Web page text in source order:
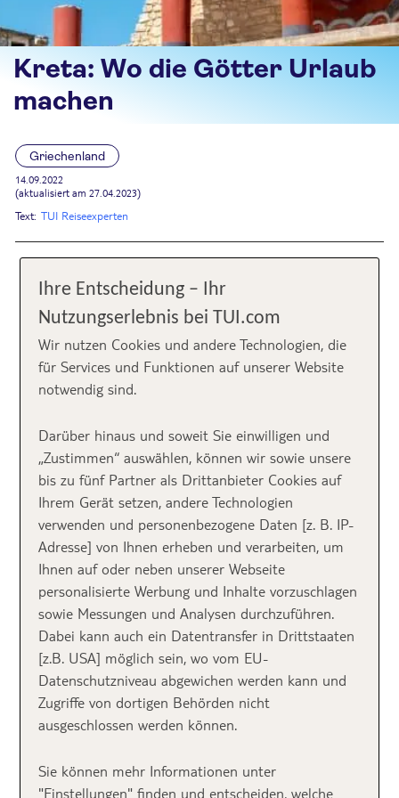
Kreta: Wo die Götter Urlaub
machen
Griechenland
14.09.2022
(aktualisiert am 27.04.2023)
Text: TUI Reiseexperten
besticht mit ihren malerischen Stränden,
hohen Gebirgen und tiefen Schluchten.
Aktiv sein ist easy, aber auch das
gemütliche Leben der Griechen in den
kleinen Dörfern am Meer zu erleben,
macht eine Reise nach Kreta
unvergesslich.
Wer anKretadenkt, hört das Meer rauschen, spürt
die kühle Brise auf der Haut, der feine Kiessand
raschelt leise unter den Sohlen und sieht am fernen
Horizont das ionische Meer glitzern. Kitschige
Vorstellung? Von wegen – so wird es jeder
beschreiben, der einmal dort war.
Unsere TUI Produktexperten waren gerade erst vor
Ort und haben die Anlagen genauestens unter die
Produktdirektor Mittel & Fernstrecke und Anika
Birkholz, TUI Produktmanager Trading sind
Ihre Entscheidung – Ihr
Nutzungserlebnis bei TUI.com
Wir nutzen Cookies und andere Technologien, die
für Services und Funktionen auf unserer Website
notwendig sind.
Darüber hinaus und soweit Sie einwilligen und
„Zustimmen“ auswählen, können wir sowie unsere
bis zu fünf Partner als Drittanbieter Cookies auf
Ihrem Gerät setzen, andere Technologien
verwenden und personenbezogene Daten [z. B. IP-
Adresse] von Ihnen erheben und verarbeiten, um
Ihnen auf oder neben unserer Webseite
personalisierte Werbung und Inhalte vorzuschlagen
sowie Messungen und Analysen durchzuführen.
Dabei kann auch ein Datentransfer in Drittstaaten
[z.B. USA] möglich sein, wo vom EU-
Datenschutzniveau abgewichen werden kann und
Zugriffe von dortigen Behörden nicht
ausgeschlossen werden können.
Sie können mehr Informationen unter
"Einstellungen" finden und entscheiden, welche